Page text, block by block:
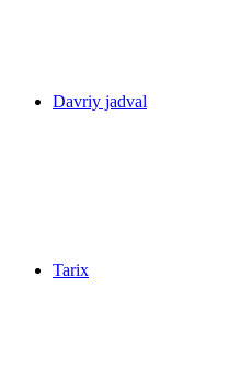
Davriy jadval
Tarix